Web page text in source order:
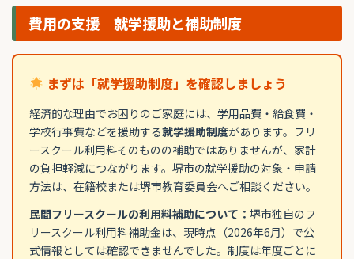
費用の支援｜就学援助と補助制度
まずは「就学援助制度」を確認しましょう
経済的な理由でお困りのご家庭には、学用品費・給食費・
学校行事費などを援助する就学援助制度があります。フリ
ースクール利用料そのものの補助ではありませんが、家計
の負担軽減につながります。堺市の就学援助の対象・申請
方法は、在籍校または堺市教育委員会へご相談ください。
民間フリースクールの利用料補助について： 堺市独自のフ
リースクール利用料補助金は、現時点（2026年6月）で公
式情報としては確認できませんでした。制度は年度ごとに